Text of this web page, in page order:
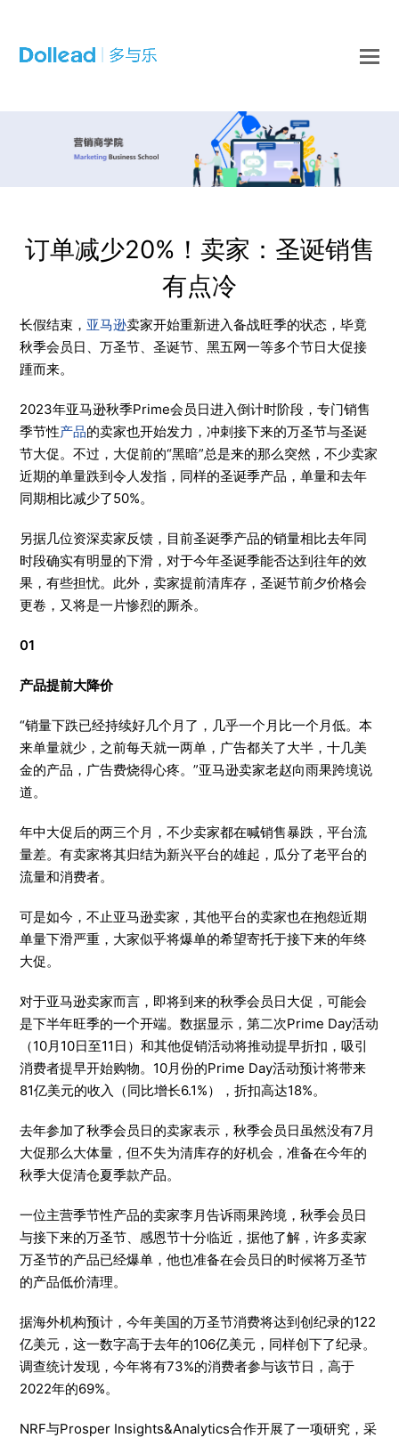
订单减少20%！卖家：圣诞销售
有点冷
长假结束， 亚马逊卖家开始重新进入备战旺季的状态，毕竟
秋季会员日、万圣节、圣诞节、黑五网一等多个节日大促接
踵而来。
2023年亚马逊秋季Prime会员日进入倒计时阶段，专门销售
季节性产品的卖家也开始发力，冲刺接下来的万圣节与圣诞
节大促。不过，大促前的“黑暗”总是来的那么突然，不少卖家
近期的单量跌到令人发指，同样的圣诞季产品，单量和去年
同期相比减少了50%。
另据几位资深卖家反馈，目前圣诞季产品的销量相比去年同
时段确实有明显的下滑，对于今年圣诞季能否达到往年的效
果，有些担忧。此外，卖家提前清库存，圣诞节前夕价格会
更卷，又将是一片惨烈的厮杀。
01
产品提前大降价
“销量下跌已经持续好几个月了，几乎一个月比一个月低。本
来单量就少，之前每天就一两单，广告都关了大半，十几美
金的产品，广告费烧得心疼。”亚马逊卖家老赵向雨果跨境说
道。
年中大促后的两三个月，不少卖家都在喊销售暴跌，平台流
量差。有卖家将其归结为新兴平台的雄起，瓜分了老平台的
流量和消费者。
可是如今，不止亚马逊卖家，其他平台的卖家也在抱怨近期
单量下滑严重，大家似乎将爆单的希望寄托于接下来的年终
大促。
对于亚马逊卖家而言，即将到来的秋季会员日大促，可能会
是下半年旺季的一个开端。数据显示，第二次Prime Day活动
（10月10日至11日）和其他促销活动将推动提早折扣，吸引
消费者提早开始购物。10月份的Prime Day活动预计将带来
81亿美元的收入（同比增长6.1%），折扣高达18%。
去年参加了秋季会员日的卖家表示，秋季会员日虽然没有7月
大促那么大体量，但不失为清库存的好机会，准备在今年的
秋季大促清仓夏季款产品。
一位主营季节性产品的卖家李月告诉雨果跨境，秋季会员日
与接下来的万圣节、感恩节十分临近，据他了解，许多卖家
万圣节的产品已经爆单，他也准备在会员日的时候将万圣节
的产品低价清理。
据海外机构预计，今年美国的万圣节消费将达到创纪录的122
亿美元，这一数字高于去年的106亿美元，同样创下了纪录。
调查统计发现，今年将有73%的消费者参与该节日，高于
2022年的69%。
NRF与Prosper Insights&Analytics合作开展了一项研究，采